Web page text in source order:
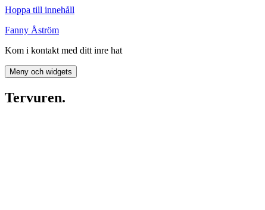
Hoppa till innehåll
Fanny Åström
Kom i kontakt med ditt inre hat
Meny och widgets
Tervuren.